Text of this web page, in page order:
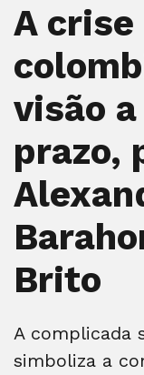
A crise
visão
prazo,
Brito
A complicada
simboliza a